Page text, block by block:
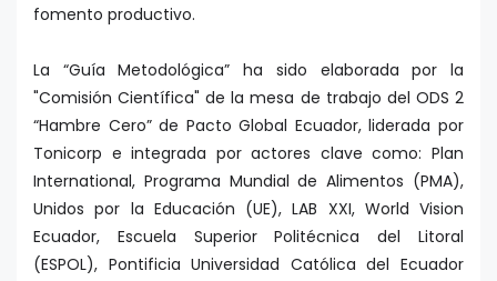
fomento productivo.
La “Guía Metodológica” ha sido elaborada por la
"Comisión Científica" de la mesa de trabajo del ODS 2
“Hambre Cero” de Pacto Global Ecuador, liderada por
Tonicorp e integrada por actores clave como: Plan
International, Programa Mundial de Alimentos (PMA),
Unidos por la Educación (UE), LAB XXI, World Vision
Ecuador, Escuela Superior Politécnica del Litoral
(ESPOL), Pontificia Universidad Católica del Ecuador